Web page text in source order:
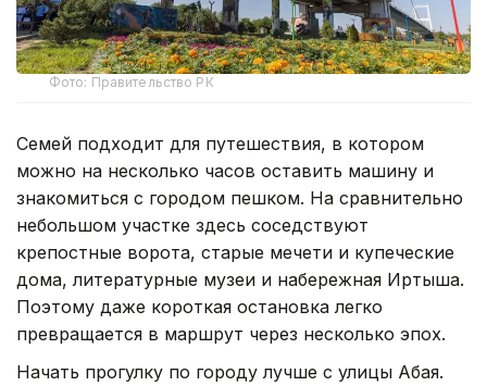
Фото: Правительство РК
Семей подходит для путешествия, в котором
можно на несколько часов оставить машину и
знакомиться с городом пешком. На сравнительно
небольшом участке здесь соседствуют
крепостные ворота, старые мечети и купеческие
дома, литературные музеи и набережная Иртыша.
Поэтому даже короткая остановка легко
превращается в маршрут через несколько эпох.
Начать прогулку по городу лучше с улицы Абая.